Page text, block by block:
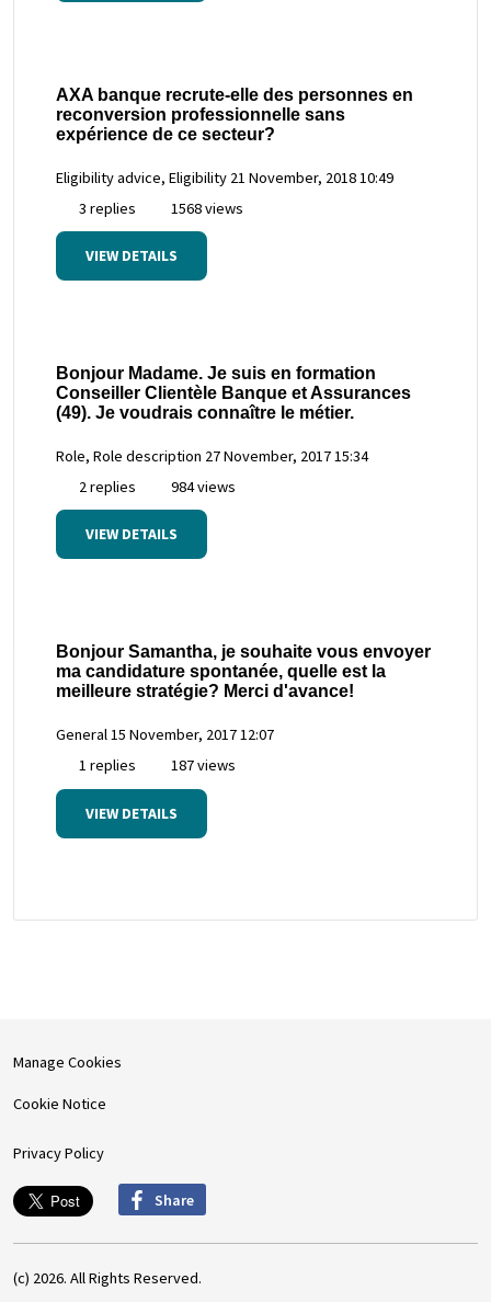
AXA banque recrute-elle des personnes en
reconversion professionnelle sans
expérience de ce secteur?
Eligibility advice, Eligibility 21 November, 2018 10:49
3 replies
1568 views
VIEW DETAILS
Bonjour Madame. Je suis en formation
Conseiller Clientèle Banque et Assurances
(49). Je voudrais connaître le métier.
Role, Role description 27 November, 2017 15:34
2 replies
984 views
VIEW DETAILS
Bonjour Samantha, je souhaite vous envoyer
ma candidature spontanée, quelle est la
meilleure stratégie? Merci d'avance!
General15 November, 2017 12:07
1 replies
187 views
VIEW DETAILS
Manage Cookies
Cookie Notice
Privacy Policy
Share
(c) 2026. All Rights Reserved.